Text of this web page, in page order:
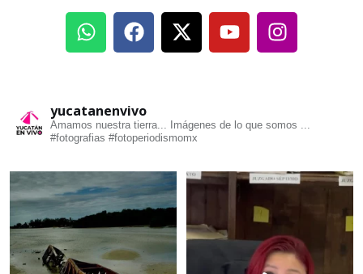
yucatanenvivo
Amamos nuestra tierra... Imágenes de lo que somos ...
#fotografias #fotoperiodismomx